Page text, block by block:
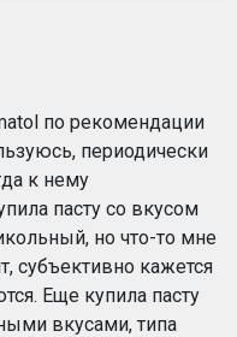
по рекомендации
периодически
к нему
пасту со вкусом
но что-то мне
субъективно кажется
Еще купила пасту
вкусами, типа